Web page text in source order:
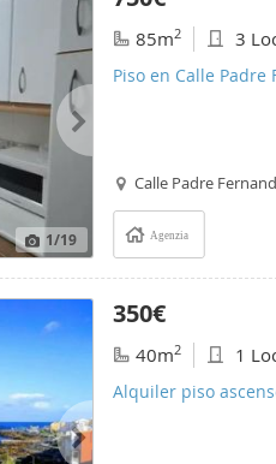
1/19
85m2 3
Piso en Calle Padre
Calle Padre
Agenzia
350€
40m2 1
Alquiler piso